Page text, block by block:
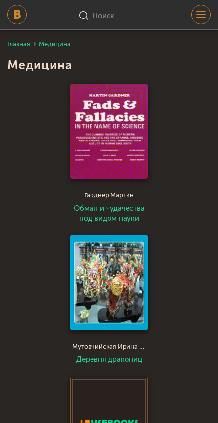
Поиск
Главная Медицина
Медицина
Гарднер Мартин
Обман и чудачества
под видом науки
Мутовчийская Ирина Зиновьевна И-ра
Деревня дракониц